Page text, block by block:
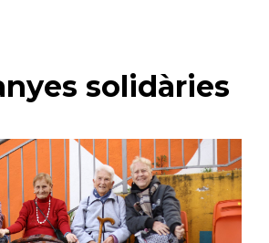
solidàries